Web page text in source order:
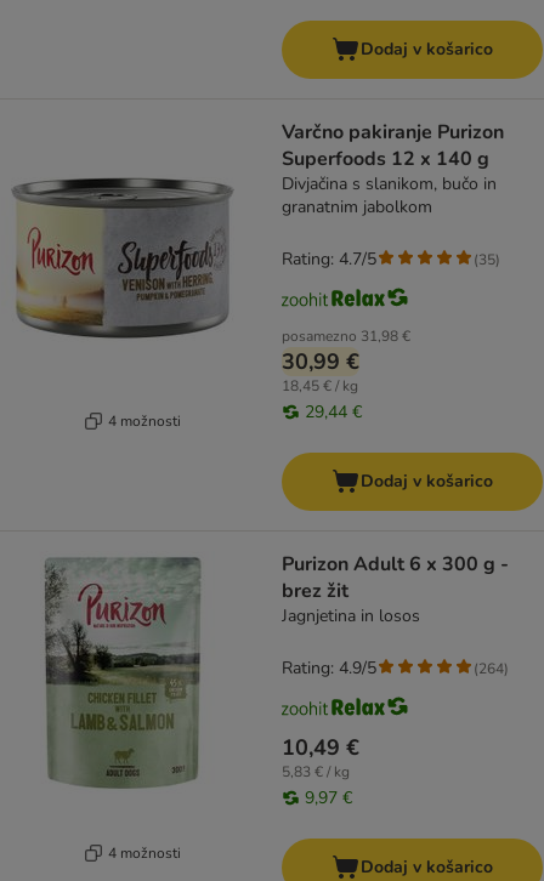
Dodaj v košarico
4 možnosti
Varčno pakiranje Purizon
Superfoods 12 x 140 g
Divjačina s slanikom, bučo in
granatnim jabolkom
posamezno 31,98 €
30,99 €
18,45 € / kg
29,44 €
Rating: 4.7/5 (35)
Dodaj v košarico
4 možnosti
Purizon Adult 6 x 300 g -
brez žit
Jagnjetina in losos
10,49 €
5,83 € / kg
9,97 €
Rating: 4.9/5 (264)
Dodaj v košarico